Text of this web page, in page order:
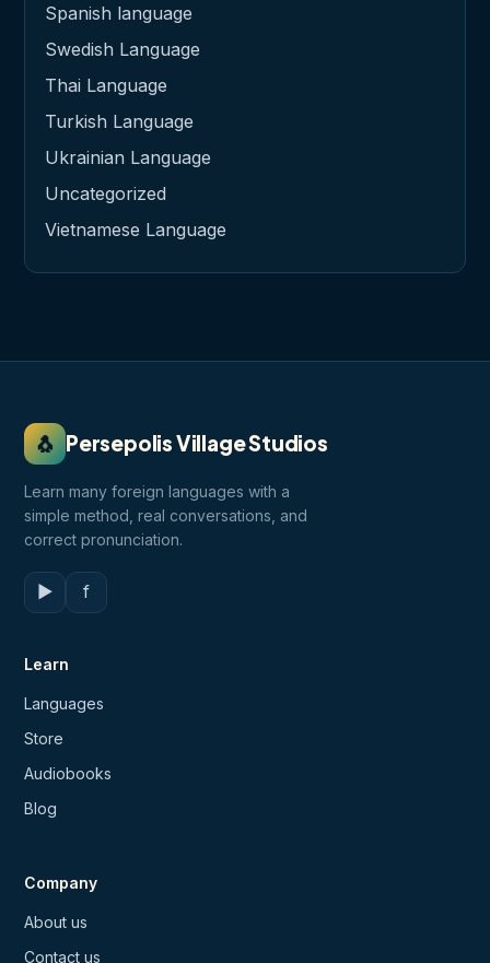
Spanish language
Swedish Language
Thai Language
Turkish Language
Ukrainian Language
Uncategorized
Vietnamese Language
🐧 Persepolis Village Studios
Learn many foreign languages with a
simple method, real conversations, and
correct pronunciation.
▶ f
Learn
Languages
Store
Audiobooks
Blog
Company
About us
Contact us